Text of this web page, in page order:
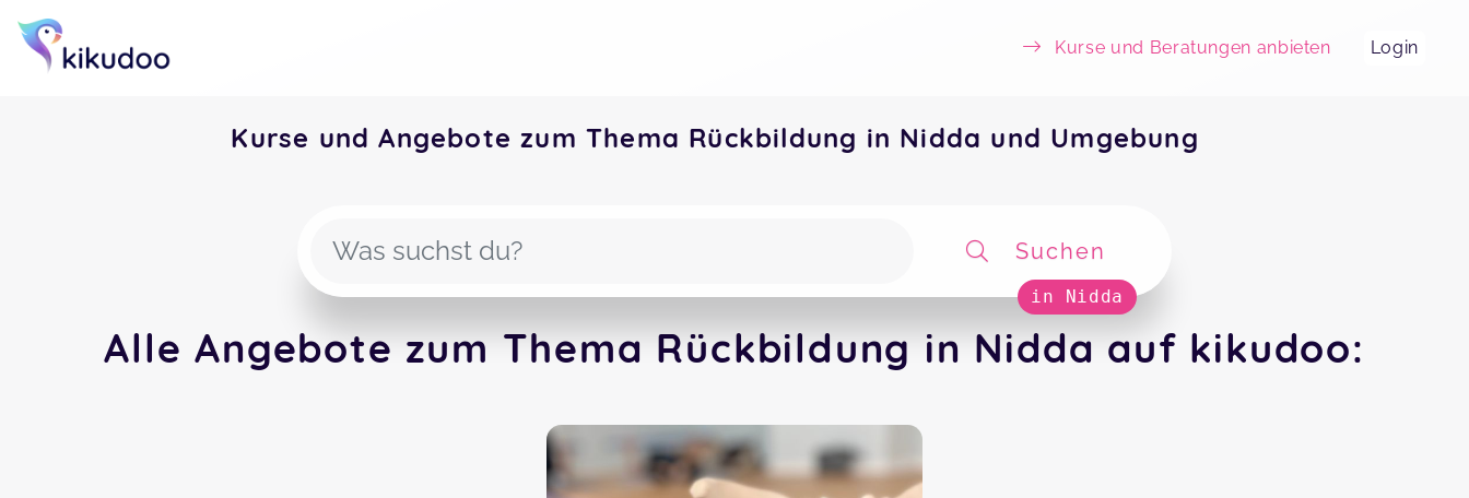
Kurse und Beratungen anbieten Login
Kurse und Angebote zum Thema Rückbildung in Nidda und Umgebung
Suchen
in Nidda
Alle Angebote zum Thema Rückbildung in Nidda auf kikudoo: